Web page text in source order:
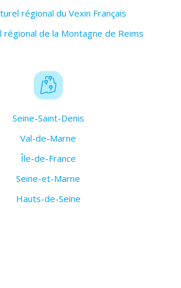
régional du Vexin Français
régional de la Montagne de Reims
Seine-Saint-Denis
Val-de-Marne
Île-de-France
Seine-et-Marne
Hauts-de-Seine